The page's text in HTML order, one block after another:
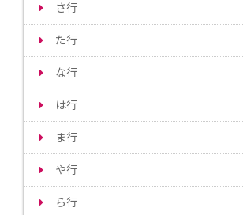
さ行
た行
な行
は行
ま行
や行
ら行